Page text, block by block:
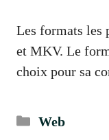
Les formats les
et MKV. Le
choix pour sa
Catégories
Web